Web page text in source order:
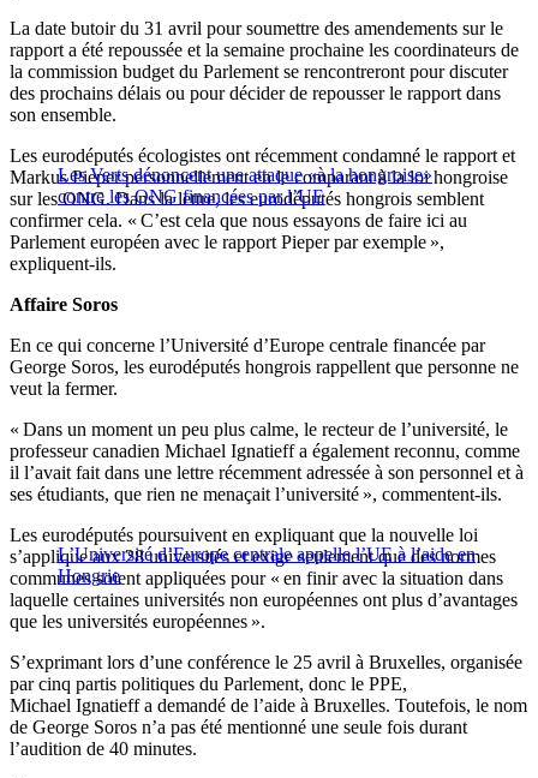
La date butoir du 31 avril pour soumettre des amendements sur le
rapport a été repoussée et la semaine prochaine les coordinateurs de
la commission budget du Parlement se rencontreront pour discuter
des prochains délais ou pour décider de repousser le rapport dans
son ensemble.
Les Verts dénoncent une attaque «à la hongroise»
contre les ONG financées par l’UE
Les eurodéputés écologistes ont récemment condamné le rapport et
Markus Pieper personnellement en le comparant à la loi hongroise
sur les ONG. Dans la lettre, les eurodéputés hongrois semblent
confirmer cela. « C’est cela que nous essayons de faire ici au
Parlement européen avec le rapport Pieper par exemple »,
expliquent-ils.
Affaire Soros
En ce qui concerne l’Université d’Europe centrale financée par
George Soros, les eurodéputés hongrois rappellent que personne ne
veut la fermer.
« Dans un moment un peu plus calme, le recteur de l’université, le
professeur canadien Michael Ignatieff a également reconnu, comme
il l’avait fait dans une lettre récemment adressée à son personnel et à
ses étudiants, que rien ne menaçait l’université », commentent-ils.
L’Université d’Europe centrale appelle l’UE à l’aide en
Hongrie
Les eurodéputés poursuivent en expliquant que la nouvelle loi
s’applique aux 28 universités et exige seulement que des normes
communes soient appliquées pour « en finir avec la situation dans
laquelle certaines universités non européennes ont plus d’avantages
que les universités européennes ».
S’exprimant lors d’une conférence le 25 avril à Bruxelles, organisée
par cinq partis politiques du Parlement, donc le PPE,
Michael Ignatieff a demandé de l’aide à Bruxelles. Toutefois, le nom
de George Soros n’a pas été mentionné une seule fois durant
l’audition de 40 minutes.